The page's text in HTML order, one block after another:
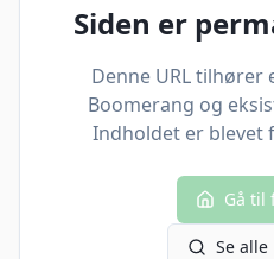
Siden er
Denne URL
Boomerang og
Indholdet er blevet
Gå til
Se